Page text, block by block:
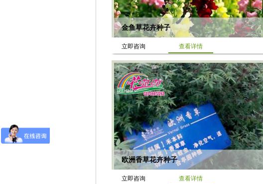
金鱼草花卉种子
立即咨询 查看详情
欧洲香草花卉种子
立即咨询 查看详情